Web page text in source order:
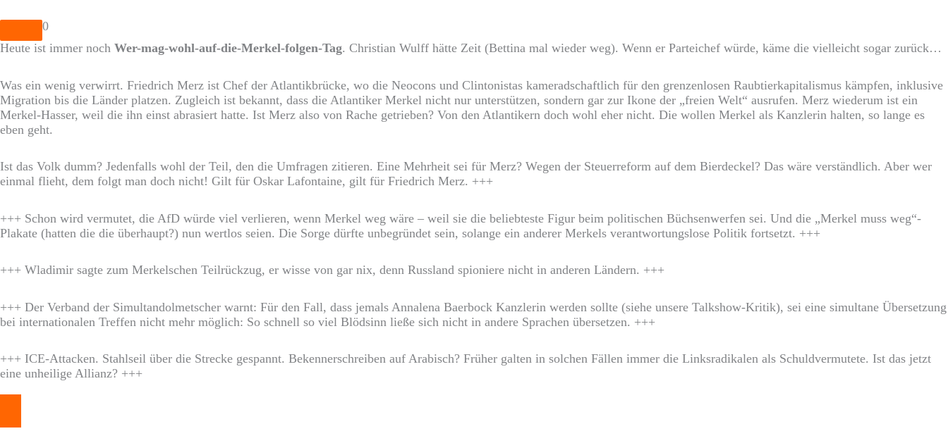
0
Heute ist immer noch Wer-mag-wohl-auf-die-Merkel-folgen-Tag. Christian Wulff hätte Zeit (Bettina mal wieder weg). Wenn er Parteichef würde, käme die vielleicht sogar zurück…
Was ein wenig verwirrt. Friedrich Merz ist Chef der Atlantikbrücke, wo die Neocons und Clintonistas kameradschaftlich für den grenzenlosen Raubtierkapitalismus kämpfen, inklusive
Migration bis die Länder platzen. Zugleich ist bekannt, dass die Atlantiker Merkel nicht nur unterstützen, sondern gar zur Ikone der „freien Welt“ ausrufen. Merz wiederum ist ein
Merkel-Hasser, weil die ihn einst abrasiert hatte. Ist Merz also von Rache getrieben? Von den Atlantikern doch wohl eher nicht. Die wollen Merkel als Kanzlerin halten, so lange es
eben geht.
Ist das Volk dumm? Jedenfalls wohl der Teil, den die Umfragen zitieren. Eine Mehrheit sei für Merz? Wegen der Steuerreform auf dem Bierdeckel? Das wäre verständlich. Aber wer
einmal flieht, dem folgt man doch nicht! Gilt für Oskar Lafontaine, gilt für Friedrich Merz. +++
+++ Schon wird vermutet, die AfD würde viel verlieren, wenn Merkel weg wäre – weil sie die beliebteste Figur beim politischen Büchsenwerfen sei. Und die „Merkel muss weg“-
Plakate (hatten die die überhaupt?) nun wertlos seien. Die Sorge dürfte unbegründet sein, solange ein anderer Merkels verantwortungslose Politik fortsetzt. +++
+++ Wladimir sagte zum Merkelschen Teilrückzug, er wisse von gar nix, denn Russland spioniere nicht in anderen Ländern. +++
+++ Der Verband der Simultandolmetscher warnt: Für den Fall, dass jemals Annalena Baerbock Kanzlerin werden sollte (siehe unsere Talkshow-Kritik), sei eine simultane Übersetzung
bei internationalen Treffen nicht mehr möglich: So schnell so viel Blödsinn ließe sich nicht in andere Sprachen übersetzen. +++
+++ ICE-Attacken. Stahlseil über die Strecke gespannt. Bekennerschreiben auf Arabisch? Früher galten in solchen Fällen immer die Linksradikalen als Schuldvermutete. Ist das jetzt
eine unheilige Allianz? +++